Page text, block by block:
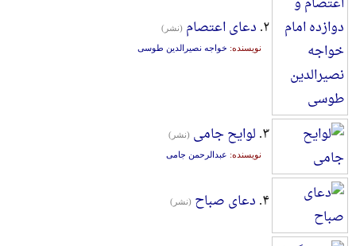
۲. دعای اعتصام (نشر)
نویسنده: خواجه نصیرالدین طوسی
۳. لوایح جامی (نشر)
نویسنده: عبدالرحمن جامی
۴. دعای صباح (نشر)